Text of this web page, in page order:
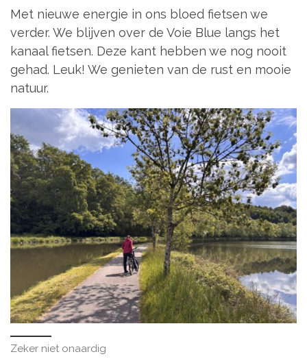
Met nieuwe energie in ons bloed fietsen we
verder. We blijven over de Voie Blue langs het
kanaal fietsen. Deze kant hebben we nog nooit
gehad. Leuk! We genieten van de rust en mooie
natuur.
Zeker niet onaardig